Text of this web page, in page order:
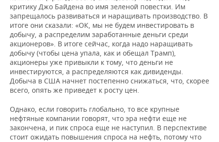
критику Джо Байдена во имя зеленой повестки. Им
запрещалось развиваться и наращивать производство. В
итоге они сказали: «ОК, мы не будем инвестировать в
добычу, а распределим заработанные деньги среди
акционеров». В итоге сейчас, когда надо наращивать
добычу (чтобы цена упала, как и обещал Трамп),
акционеры уже привыкли к тому, что деньги не
инвестируются, а распределяются как дивиденды.
Добыча в США начнет постепенно снижаться, что, скорее
всего, опять же приведет к росту цен.
Однако, если говорить глобально, то все крупные
нефтяные компании говорят, что эра нефти еще не
закончена, и пик спроса еще не наступил. В перспективе
стоит ожидать повышения спроса на нефть, потому что